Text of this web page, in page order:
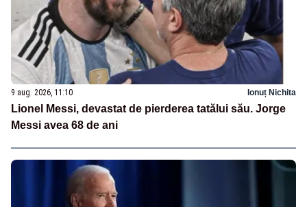
9 aug. 2026, 11:10 Ionuț Nichita
Lionel Messi, devastat de pierderea tatălui său. Jorge
Messi avea 68 de ani